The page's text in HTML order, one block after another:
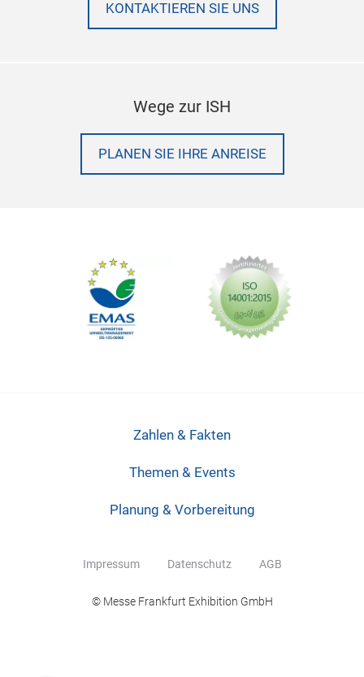
KONTAKTIEREN SIE UNS
Wege zur ISH
PLANEN SIE IHRE ANREISE
Zahlen & Fakten
Themen & Events
Planung & Vorbereitung
Impressum Datenschutz AGB
© Messe Frankfurt Exhibition GmbH